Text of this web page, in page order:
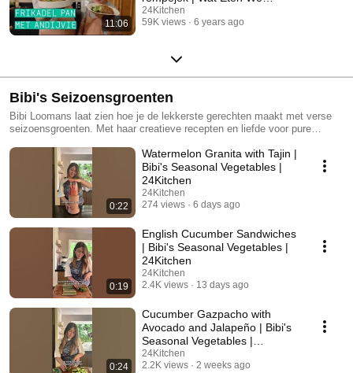
11:06
Vandaag? | Afl. 240
24Kitchen
59K views
6 years ago
Bibi's Seizoensgroenten
Bibi Loomans laat zien hoe je de lekkerste gerechten maakt met verse
seizoensgroenten. Met haar creatieve recepten en liefde voor pure
smaakvol kan zijn. In iedere aflevering gaat Bibi aan de slag met
groenten die op het moment volop verkrijgbaar zijn. Ze laat zien hoe je
met slimme smaakcombinaties en lokale producten heerlijke maaltijden
op tafel zet. Van kleurrijke ovengerechten en verrassende salades tot
comfortfood vol verse ingrediënten: Bibi geeft volop inspiratie om meer
met seizoensgroenten te koken.
0:22
Watermelon Granita with Tajin |
Bibi's Seasonal Vegetables |
24Kitchen
24Kitchen
274 views
6 days ago
0:19
English Cucumber Sandwiches
| Bibi's Seasonal Vegetables |
24Kitchen
24Kitchen
2.4K views
13 days ago
0:24
Cucumber Gazpacho with
Avocado and Jalapeño | Bibi's
Seasonal Vegetables |
24Kitchen
24Kitchen
2.2K views
2 weeks ago